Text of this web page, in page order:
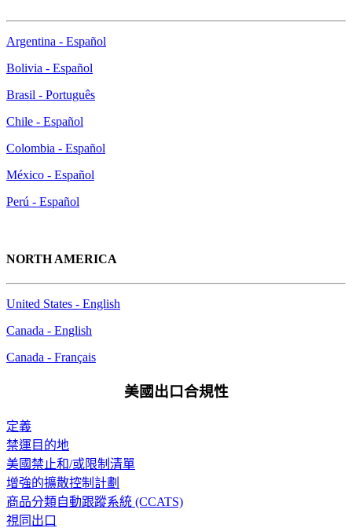
Argentina - Español
Bolivia - Español
Brasil - Português
Chile - Español
Colombia - Español
México - Español
Perú - Español
NORTH AMERICA
United States - English
Canada - English
Canada - Français
美國出口合規性
定義
禁運目的地
美國禁止和/或限制清單
增強的擴散控制計劃
商品分類自動跟蹤系統 (CCATS)
視同出口